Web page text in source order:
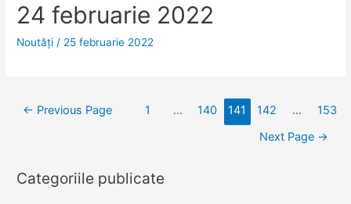
24 februarie 2022
Noutăţi / 25 februarie 2022
Navigare
← Previous Page 1 … 140 141 142 …
153
Next Page →
Categoriile publicate